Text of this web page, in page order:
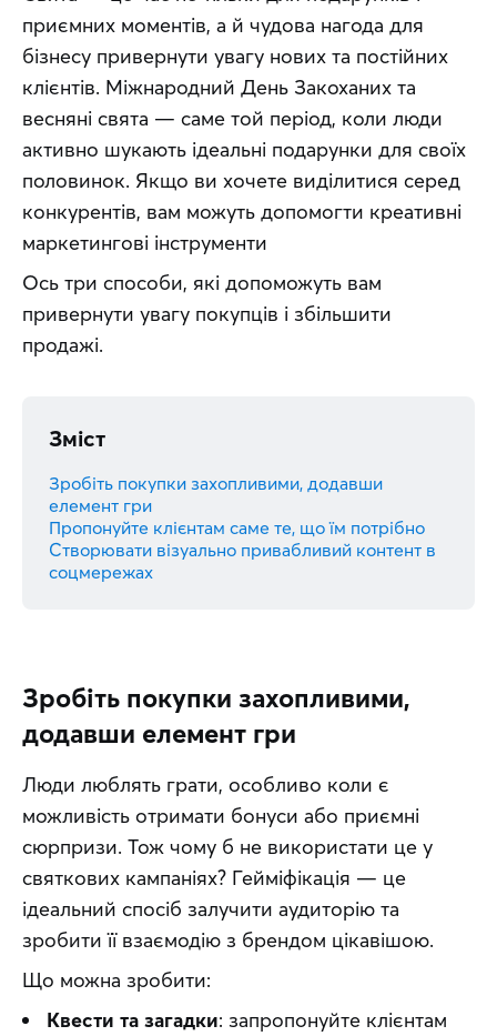
приємних моментів, а й чудова нагода для
бізнесу привернути увагу нових та постійних
клієнтів. Міжнародний День Закоханих та
весняні свята — саме той період, коли люди
активно шукають ідеальні подарунки для своїх
половинок. Якщо ви хочете виділитися серед
конкурентів, вам можуть допомогти креативні
маркетингові інструменти
Ось три способи, які допоможуть вам
привернути увагу покупців і збільшити
продажі.
Зміст
Зробіть покупки захопливими, додавши
елемент гри
Пропонуйте клієнтам саме те, що їм потрібно
Створювати візуально привабливий контент в
соцмережах
Зробіть покупки захопливими,
додавши елемент гри
Люди люблять грати, особливо коли є
можливість отримати бонуси або приємні
сюрпризи. Тож чому б не використати це у
святкових кампаніях? Гейміфікація — це
ідеальний спосіб залучити аудиторію та
зробити її взаємодію з брендом цікавішою.
Що можна зробити:
Квести та загадки: запропонуйте клієнтам